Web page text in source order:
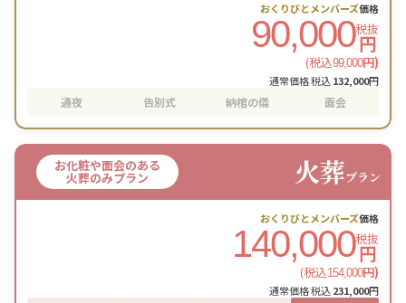
おくりびとメンバーズ価格
90,000税抜
円
(税込99,000円)
通常価格 税込132,000円
通夜 告別式 納棺の儀 面会
お化粧や面会のある
火葬のみプラン 火葬プラン
おくりびとメンバーズ価格
140,000税抜
円
(税込154,000円)
通常価格 税込231,000円